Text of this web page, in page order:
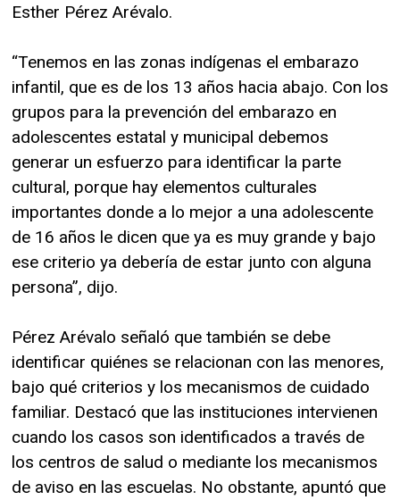
Esther Pérez Arévalo.
“Tenemos en las zonas indígenas el embarazo
infantil, que es de los 13 años hacia abajo. Con los
grupos para la prevención del embarazo en
adolescentes estatal y municipal debemos
generar un esfuerzo para identificar la parte
cultural, porque hay elementos culturales
importantes donde a lo mejor a una adolescente
de 16 años le dicen que ya es muy grande y bajo
ese criterio ya debería de estar junto con alguna
persona”, dijo.
Pérez Arévalo señaló que también se debe
identificar quiénes se relacionan con las menores,
bajo qué criterios y los mecanismos de cuidado
familiar. Destacó que las instituciones intervienen
cuando los casos son identificados a través de
los centros de salud o mediante los mecanismos
de aviso en las escuelas. No obstante, apuntó que